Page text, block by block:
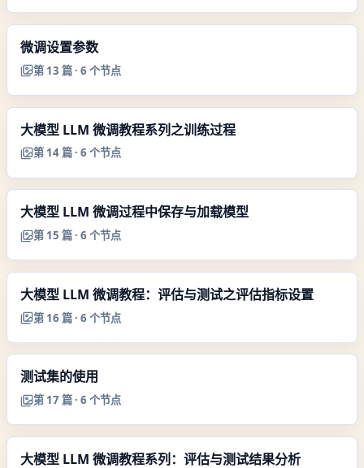
微调设置参数
第 13 篇 · 6 个节点
大模型 LLM 微调教程系列之训练过程
第 14篇 · 6 个节点
大模型 LLM 微调过程中保存与加载模型
第 15 篇 · 6 个节点
大模型 LLM 微调教程：评估与测试之评估指标设置
第 16 篇 · 6 个节点
测试集的使用
第 17 篇 · 6 个节点
大模型 LLM 微调教程系列：评估与测试结果分析